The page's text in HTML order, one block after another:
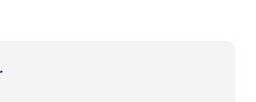
ada, serta bagaimana cara